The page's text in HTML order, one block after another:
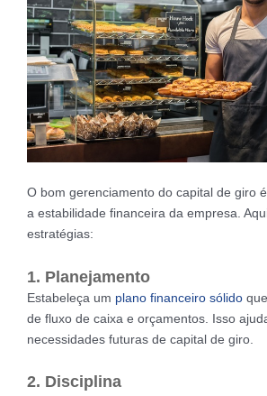
O bom gerenciamento do capital de giro
a estabilidade financeira da empresa.
estratégias:
1. Planejamento
Estabeleça um plano financeiro sólido
de fluxo de caixa e orçamentos. Isso
necessidades futuras de capital de giro.
2. Disciplina